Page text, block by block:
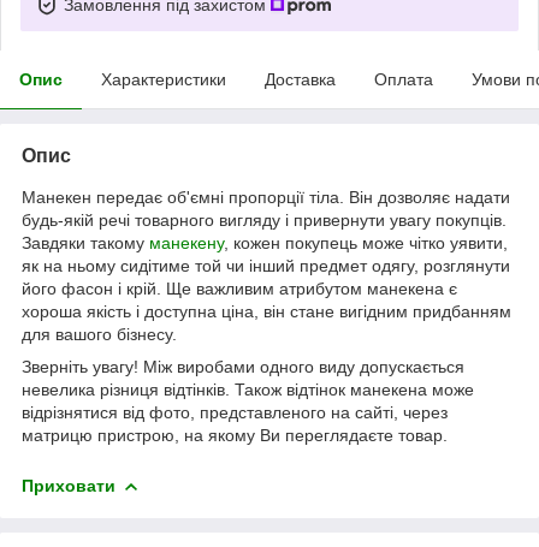
Замовлення під захистом
Опис Характеристики Доставка Оплата Умови
Опис
Манекен передає об'ємні пропорції тіла. Він дозволяє надати
будь-якій речі товарного вигляду і привернути увагу покупців.
Завдяки такому манекену, кожен покупець може чітко уявити,
як на ньому сидітиме той чи інший предмет одягу, розглянути
його фасон і крій. Ще важливим атрибутом манекена є
хороша якість і доступна ціна, він стане вигідним придбанням
для вашого бізнесу.
Зверніть увагу! Між виробами одного виду допускається
невелика різниця відтінків. Також відтінок манекена може
відрізнятися від фото, представленого на сайті, через
матрицю пристрою, на якому Ви переглядаєте товар.
Приховати